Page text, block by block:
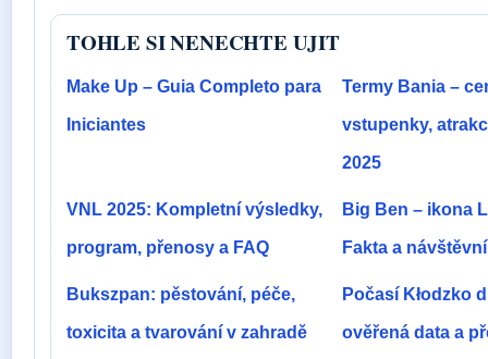
TOHLE SI NENECHTE UJIT
Make Up – Guia Completo para
Iniciantes
Termy Bania –
vstupenky,
2025
VNL 2025: Kompletní výsledky,
program, přenosy a FAQ
Big Ben – ikona
Fakta a
Bukszpan: pěstování, péče,
toxicita a tvarování v zahradě
Počasí Kłodzko
ověřená data a